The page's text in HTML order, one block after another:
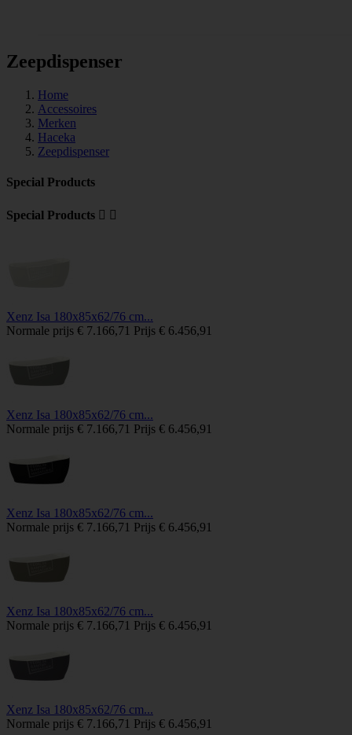
Zeepdispenser
Home
Accessoires
Merken
Haceka
Zeepdispenser
Special Products
Special Products  
Xenz Isa 180x85x62/76 cm...
Normale prijs € 7.166,71 Prijs € 6.456,91
Xenz Isa 180x85x62/76 cm...
Normale prijs € 7.166,71 Prijs € 6.456,91
Xenz Isa 180x85x62/76 cm...
Normale prijs € 7.166,71 Prijs € 6.456,91
Xenz Isa 180x85x62/76 cm...
Normale prijs € 7.166,71 Prijs € 6.456,91
Xenz Isa 180x85x62/76 cm...
Normale prijs € 7.166,71 Prijs € 6.456,91